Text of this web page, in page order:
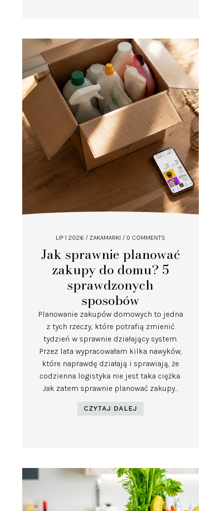
Jak sprawnie planować
zakupy do domu? 5
sprawdzonych
sposobów
LIP 1 2026 / ZAKAMARKI / 0 COMMENTS
Planowanie zakupów domowych to jedna
z tych rzeczy, które potrafią zmienić
tydzień w sprawnie działający system.
Przez lata wypracowałam kilka nawyków,
które naprawdę działają i sprawiają, że
codzienna logistyka nie jest taka ciężka.
Jak zatem sprawnie planować zakupy...
CZYTAJ DALEJ